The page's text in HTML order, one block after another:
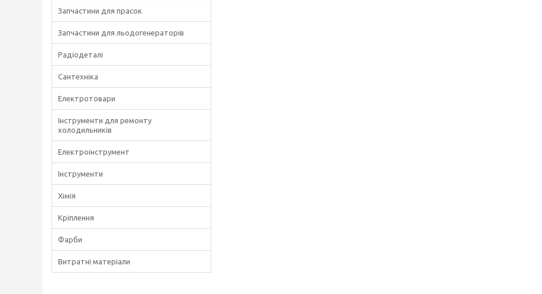
Запчастини для прасок
Запчастини для льодогенераторів
Радіодеталі
Сантехніка
Електротовари
Інструменти для ремонту
холодильників
Електроінструмент
Інструменти
Хімія
Кріплення
Фарби
Витратні матеріали